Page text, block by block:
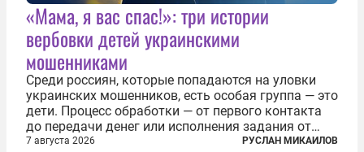
«Мама, я вас спас!»: три истории
вербовки детей украинскими
мошенниками
Среди россиян, которые попадаются на уловки
украинских мошенников, есть особая группа — это
дети. Процесс обработки — от первого контакта
до передачи денег или исполнения задания от
кураторов может занять от двух часов до
7 августа 2026 РУСЛАН МИКАИЛОВ